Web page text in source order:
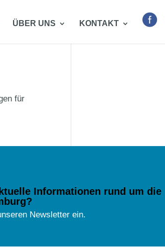
ÜBER UNS KONTAKT 
für
Informationen rund um die
Newsletter ein.